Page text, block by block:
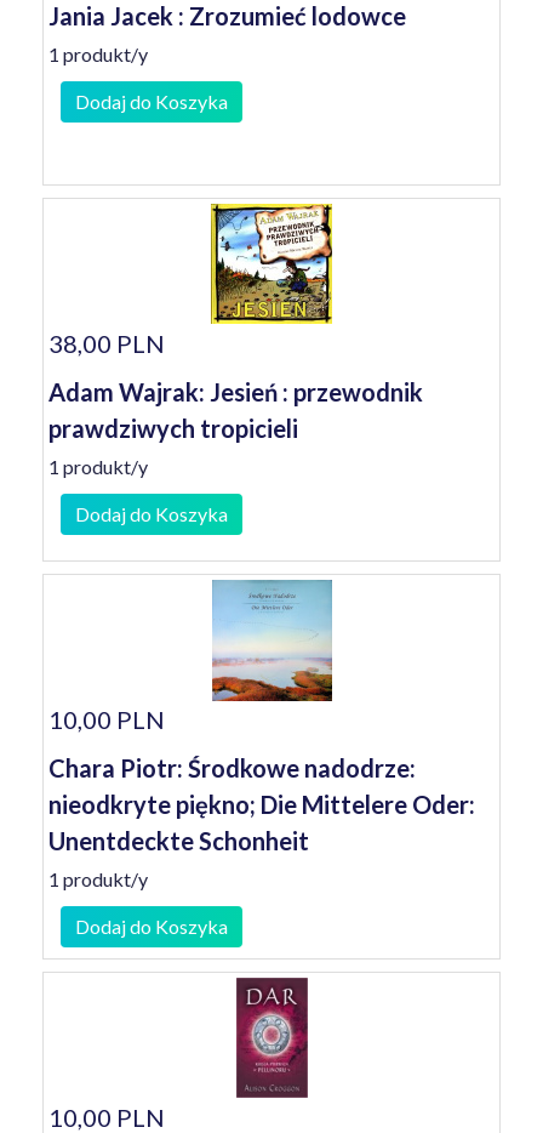
Jania Jacek : Zrozumieć lodowce
1 produkt/y
Dodaj do Koszyka
38,00 PLN
Adam Wajrak: Jesień : przewodnik
prawdziwych tropicieli
1 produkt/y
Dodaj do Koszyka
10,00 PLN
Chara Piotr: Środkowe nadodrze:
nieodkryte piękno; Die Mittelere Oder:
Unentdeckte Schonheit
1 produkt/y
Dodaj do Koszyka
10,00 PLN